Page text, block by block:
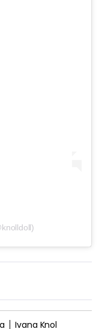
Ivana Knol